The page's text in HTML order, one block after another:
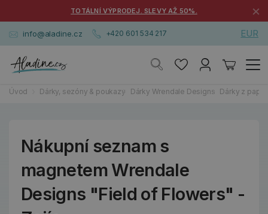
TOTÁLNÍ VÝPRODEJ. SLEVY AŽ 50%. ×
info@aladine.cz +420 601 534 217 EUR
Úvod Dárky, sezóny & poukazy Dárky Wrendale Designs Dárky z
Nákupní seznam s
magnetem Wrendale
Designs "Field of Flowers" -